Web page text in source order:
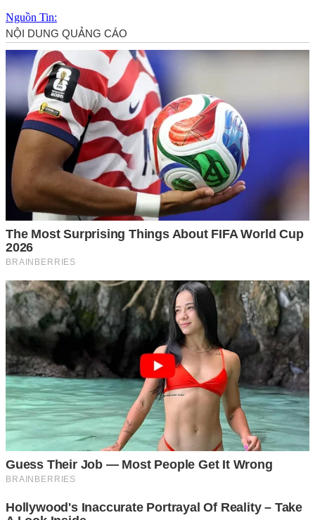
Nguồn Tin: